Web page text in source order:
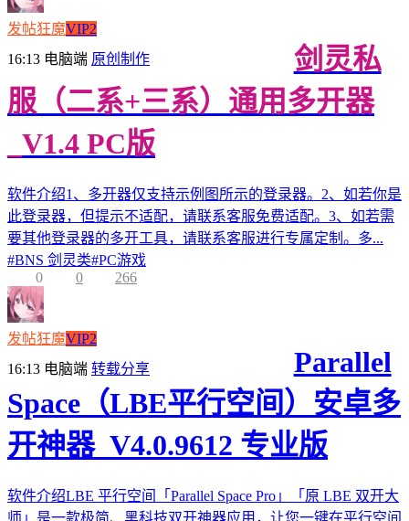
发帖狂魔VIP2
16:13 电脑端 原创制作
剑灵私
服（二系+三系）通用多开器
_V1.4 PC版
软件介绍1、多开器仅支持示例图所示的登录器。2、如若你是
此登录器，但提示不适配，请联系客服免费适配。3、如若需
要其他登录器的多开工具，请联系客服进行专属定制。多...
#BNS 剑灵类#PC游戏
0
0 266
发帖狂魔VIP2
16:13 电脑端 转载分享
Parallel
Space（LBE平行空间）安卓多
开神器_V4.0.9612 专业版
软件介绍LBE 平行空间「Parallel Space Pro」「原 LBE 双开大
师」是一款极简、黑科技双开神器应用，让您一键在平行空间